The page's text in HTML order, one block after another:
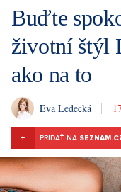
Buďte
životní štýl
ako na to
Eva Ledecká
+ PRIDAŤ NA